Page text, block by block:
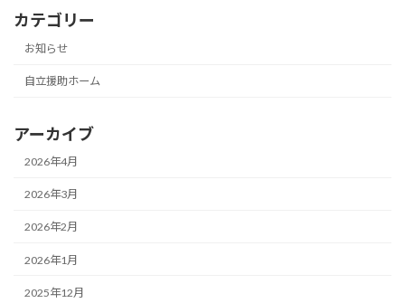
カテゴリー
お知らせ
自立援助ホーム
アーカイブ
2026年4月
2026年3月
2026年2月
2026年1月
2025年12月